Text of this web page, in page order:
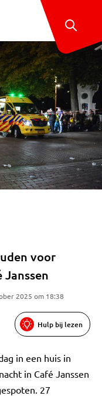
voor
2025 om 18:38
Hulp bij lezen
in een huis in
in Café Janssen
27